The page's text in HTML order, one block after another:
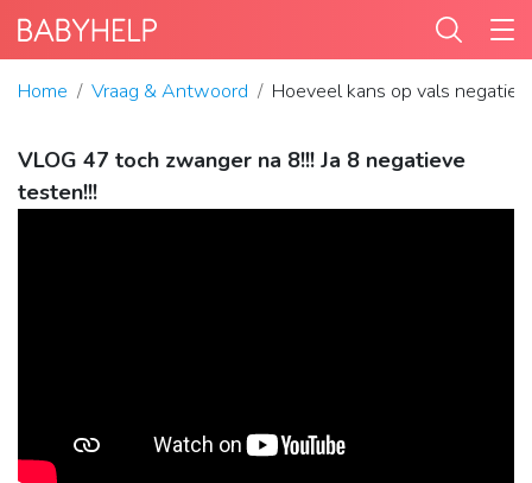
Home Vraag & Antwoord Hoeveel kans op vals
VLOG 47 toch zwanger na 8!!! Ja 8 negatieve
testen!!!